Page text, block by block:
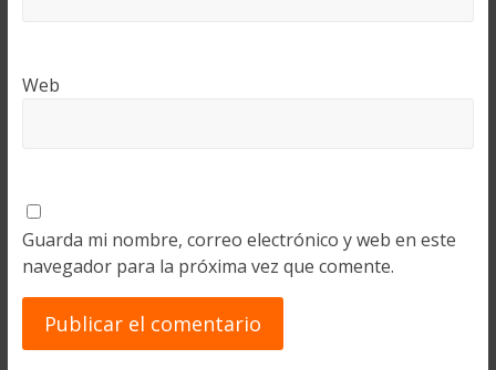
Web
Guarda mi nombre, correo electrónico y web en este
navegador para la próxima vez que comente.